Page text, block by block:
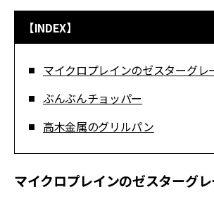
【INDEX】
マイクロプレインのゼスターグレ
ぶんぶんチョッパー
高木金属のグリルパン
マイクロプレインのゼスターグ